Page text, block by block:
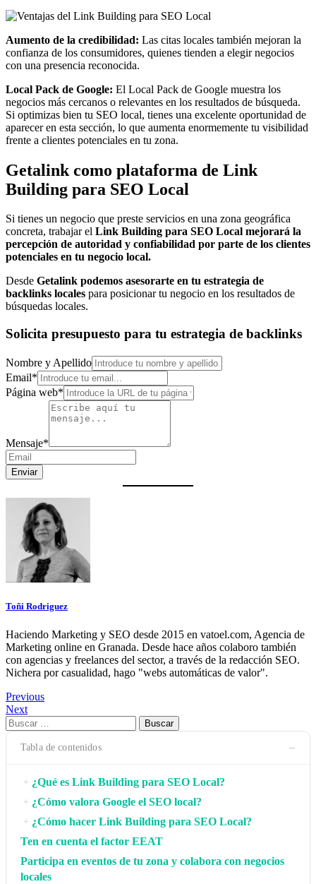
Aumento de la credibilidad: Las citas locales también mejoran la
confianza de los consumidores, quienes tienden a elegir negocios
con una presencia reconocida.
Local Pack de Google: El Local Pack de Google muestra los
negocios más cercanos o relevantes en los resultados de búsqueda.
Si optimizas bien tu SEO local, tienes una excelente oportunidad de
aparecer en esta sección, lo que aumenta enormemente tu visibilidad
frente a clientes potenciales en tu zona.
Getalink como plataforma de Link
Building para SEO Local
Si tienes un negocio que preste servicios en una zona geográfica
concreta, trabajar el Link Building para SEO Local mejorará la
percepción de autoridad y confiabilidad por parte de los clientes
potenciales en tu negocio local.
Desde Getalink podemos asesorarte en tu estrategia de
backlinks locales para posicionar tu negocio en los resultados de
búsquedas locales.
Solicita presupuesto para tu estrategia de backlinks
Nombre y Apellido
Email*
Página web*
Mensaje*
Enviar
Toñi Rodriguez
Haciendo Marketing y SEO desde 2015 en vatoel.com, Agencia de
Marketing online en Granada. Desde hace años colaboro también
con agencias y freelances del sector, a través de la redacción SEO.
Nichera por casualidad, hago "webs automáticas de valor".
Navegación
de
entradas
Previous
Next
Buscar:
Tabla de contenidos −
+ ¿Qué es Link Building para SEO Local?
+ ¿Cómo valora Google el SEO local?
+ ¿Cómo hacer Link Building para SEO Local?
Ten en cuenta el factor EEAT
Participa en eventos de tu zona y colabora con negocios
locales